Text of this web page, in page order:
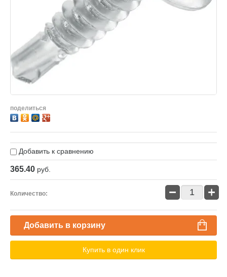
поделиться
Добавить к сравнению
365.40 руб.
Количество: − +
Добавить в корзину
Купить в один клик